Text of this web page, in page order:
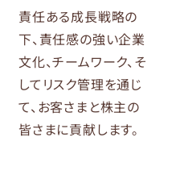
資産運
用業務、
その他
の財務
管理お
よびリス
ク管理
の
責任ある成長戦略の
下、責任感の強い企業
文化、チームワーク、そ
してリスク管理を通じ
て、お客さまと株主の
皆さまに貢献します。